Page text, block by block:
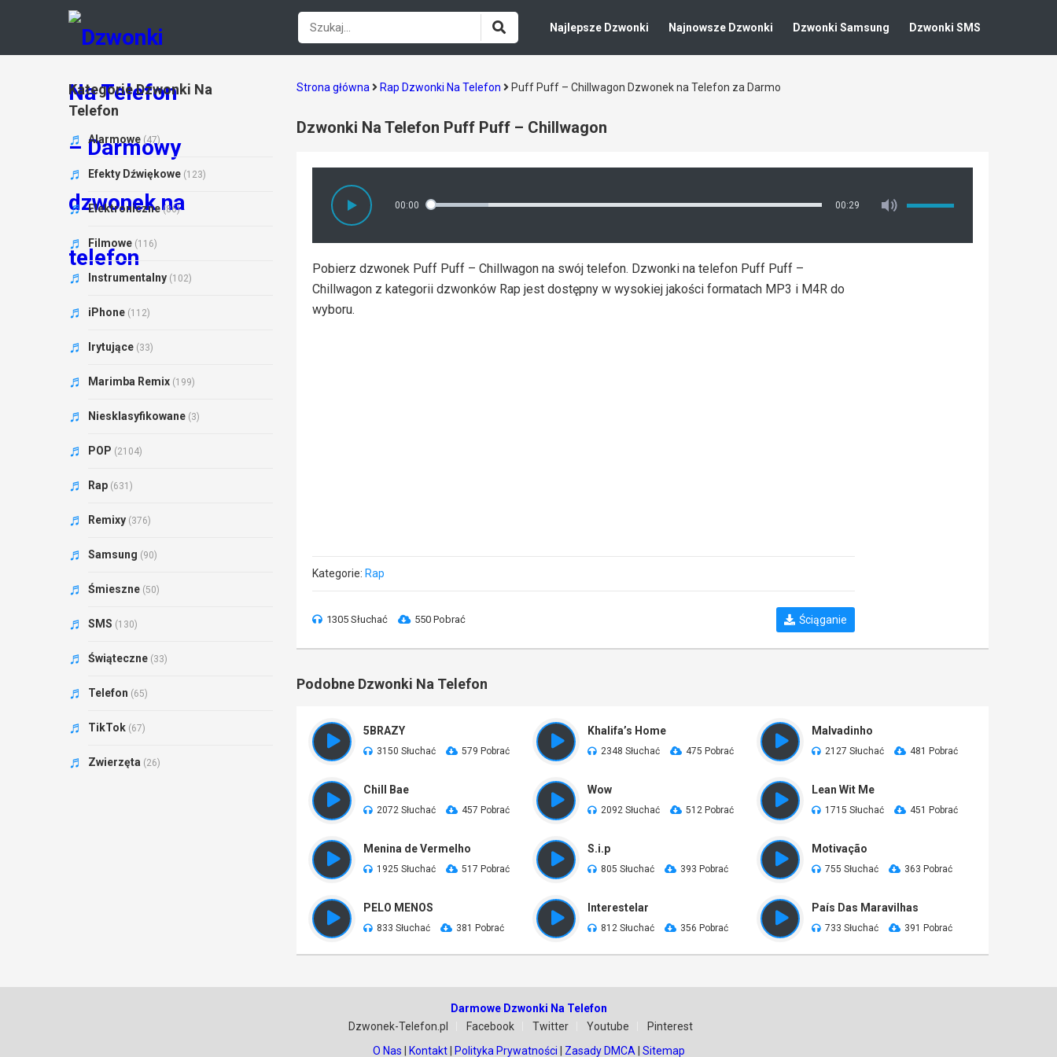
Najlepsze Dzwonki Najnowsze Dzwonki Dzwonki Samsung Dzwonki SMS
Strona główna Rap Dzwonki Na Telefon Puff Puff – Chillwagon Dzwonek na Telefon za Darmo
Dzwonki Na Telefon Puff Puff – Chillwagon
00:00 00:29
Pobierz dzwonek Puff Puff – Chillwagon na swój telefon. Dzwonki na telefon Puff Puff –
Chillwagon z kategorii dzwonków Rap jest dostępny w wysokiej jakości formatach MP3 i M4R do
wyboru.
Kategorie: Rap
1305 Słuchać 550 Pobrać Ściąganie
Podobne Dzwonki Na Telefon
5BRAZY
3150 Słuchać 579 Pobrać
Khalifa’s Home
2348 Słuchać 475 Pobrać
Malvadinho
2127 Słuchać 481 Pobrać
Chill Bae
2072 Słuchać 457 Pobrać
Wow
2092 Słuchać 512 Pobrać
Lean Wit Me
1715 Słuchać 451 Pobrać
Menina de Vermelho
1925 Słuchać 517 Pobrać
S.i.p
805 Słuchać 393 Pobrać
Motivação
755 Słuchać 363 Pobrać
PELO MENOS
833 Słuchać 381 Pobrać
Interestelar
812 Słuchać 356 Pobrać
País Das Maravilhas
733 Słuchać 391 Pobrać
Kategorie Dzwonki Na
Telefon
Alarmowe (47)
Efekty Dźwiękowe (123)
Elektroniczne (86)
Filmowe (116)
Instrumentalny (102)
iPhone (112)
Irytujące (33)
Marimba Remix (199)
Niesklasyfikowane (3)
POP (2104)
Rap (631)
Remixy (376)
Samsung (90)
Śmieszne (50)
SMS (130)
Świąteczne (33)
Telefon (65)
TikTok (67)
Zwierzęta (26)
Darmowe Dzwonki Na Telefon
Dzwonek-Telefon.pl
Facebook Twitter Youtube
Pinterest
O Nas
Kontakt| Polityka Prywatności Zasady DMCA Sitemap